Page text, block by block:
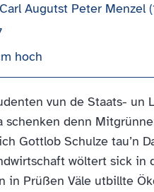
Augutst Peter Menzel
hoch
vun de Staats- un
schenken denn
Gottlob Schulze tau’n
wöltert sick in
in Prüßen Väle utbillte